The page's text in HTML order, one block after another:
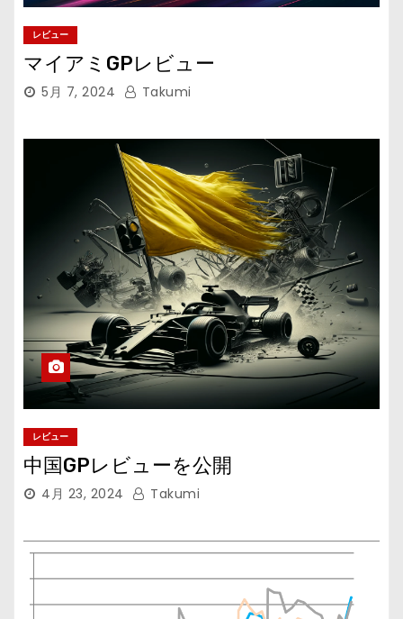
レビュー
マイアミGPレビュー
5月 7, 2024 Takumi
レビュー
中国GPレビューを公開
4月 23, 2024 Takumi